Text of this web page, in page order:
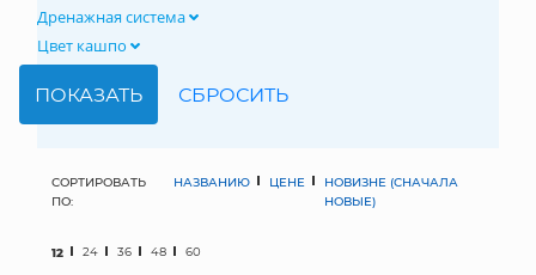
МЯГКИЕ ИГРУШКИ
Дренажная система
Цвет кашпо
СОРТИРОВАТЬ
ПО:
НАЗВАНИЮ ЦЕНЕ
НОВИЗНЕ (СНАЧАЛА
НОВЫЕ)
12 24 36 48 60